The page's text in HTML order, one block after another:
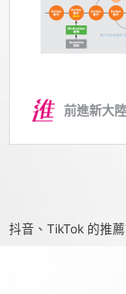
抖音、TikTok 的推